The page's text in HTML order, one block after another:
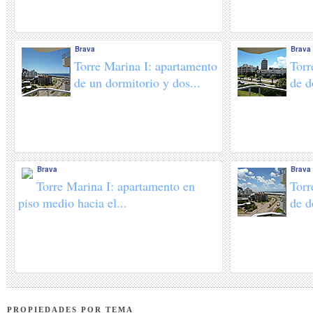
Brava
Torre Marina I: apartamento
de un dormitorio y dos...
Brava
de
Brava
Torre Marina I: apartamento en
piso medio hacia el...
Brava
de
PROPIEDADES POR TEMA